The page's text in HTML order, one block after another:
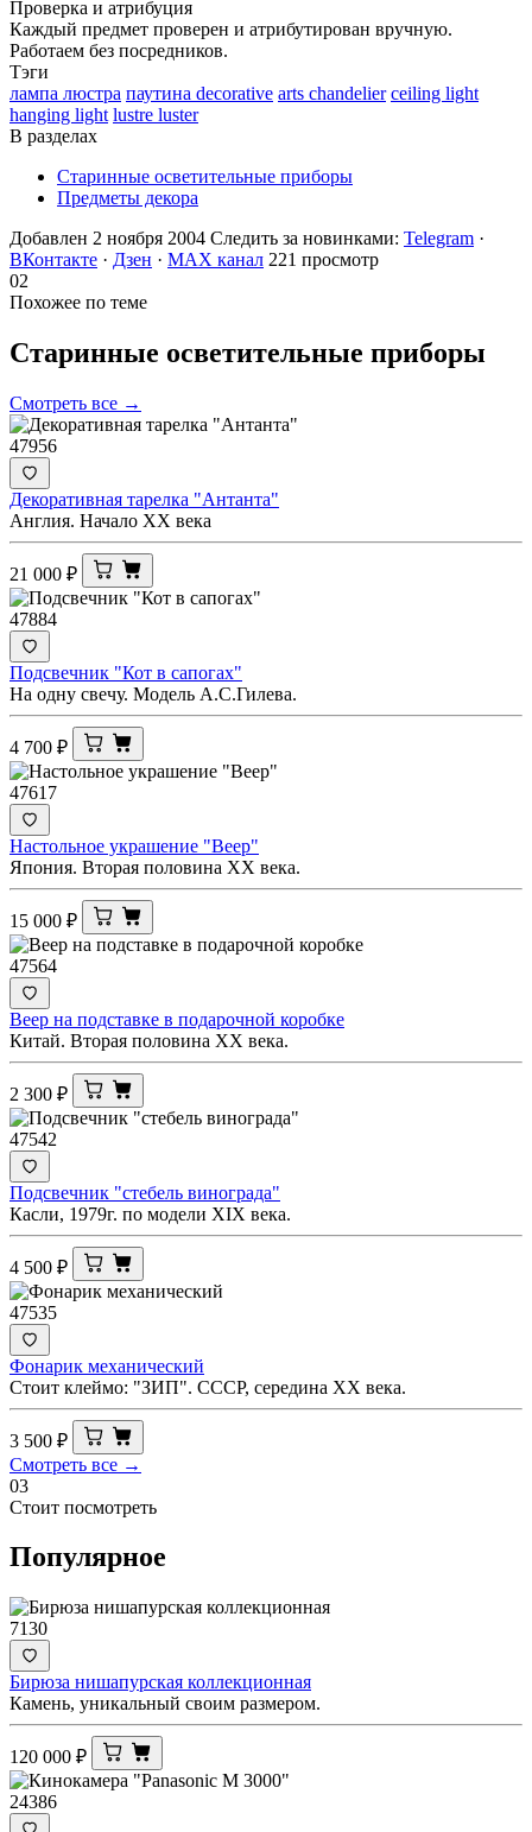
Проверка и атрибуция
Каждый предмет проверен и атрибутирован вручную.
Работаем без посредников.
Тэги
лампа люстра паутина decorative arts chandelier ceiling light
hanging light lustre luster
В разделах
Старинные осветительные приборы
Предметы декора
Добавлен 2 ноября 2004 Следить за новинками: Telegram ·
ВКонтакте · Дзен · MAX канал 221 просмотр
02
Похожее по теме
Старинные осветительные приборы
Смотреть все →
47956
Декоративная тарелка "Антанта"
Англия. Начало ХХ века
21 000 ₽
47884
Подсвечник "Кот в сапогах"
На одну свечу. Модель А.С.Гилева.
4 700 ₽
47617
Настольное украшение "Веер"
Япония. Вторая половина ХХ века.
15 000 ₽
47564
Веер на подставке в подарочной коробке
Китай. Вторая половина ХХ века.
2 300 ₽
47542
Подсвечник "стебель винограда"
Касли, 1979г. по модели XIX века.
4 500 ₽
47535
Фонарик механический
Стоит клеймо: "ЗИП". СССР, середина ХХ века.
3 500 ₽
Смотреть все →
03
Стоит посмотреть
Популярное
7130
Бирюза нишапурская коллекционная
Камень, уникальный своим размером.
120 000 ₽
24386